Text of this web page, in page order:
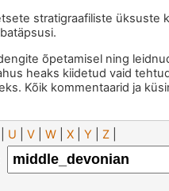
stratigraafiliste üksuste
õpetamisel ning
heaks kiidetud vaid
Kõik kommentaarid ja
U V W X Y Z